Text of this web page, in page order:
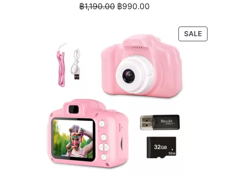
฿1,190.00 Original
฿1,190.00.
฿990.00
฿990.00.
SALE
ON